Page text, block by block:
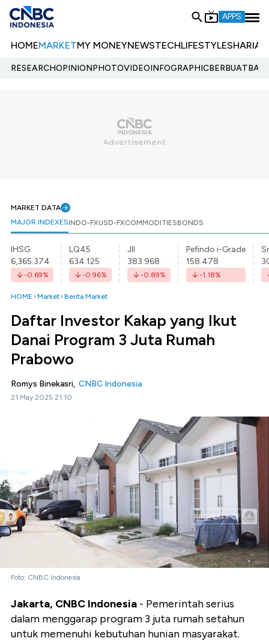
APPS
HOMEMARKETMY MONEYNEWSTECHLIFESTYLESHARIA
RESEARCHOPINIONPHOTOVIDEOINFOGRAPHIC
MARKET DATA
MAJOR INDEXESINDO-FXUSD-FXCOMMODITIESBONDS
IHSG
6,365.374
-0.69%
LQ45
634.125
-0.96%
JII
383.968
-0.89%
Pefindo i-Grade
158.478
-1.18%
HOME Market Berita Market
Daftar Investor Kakap yang Ikut
Danai Program 3 Juta Rumah
Prabowo
Romys Binekasri, CNBC Indonesia
21 May 2025 21:10
Foto: CNBC Indonesia
Jakarta, CNBC Indonesia - Pemerintah serius
dalam menggarap program 3 juta rumah setahun
untuk memenuhi kebutuhan hunian masyarakat.